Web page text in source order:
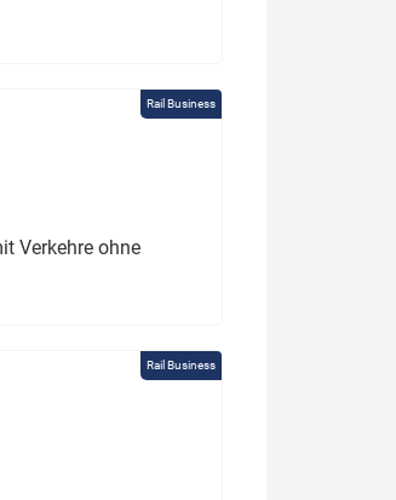
Rail Business
Verkehre ohne
Rail Business